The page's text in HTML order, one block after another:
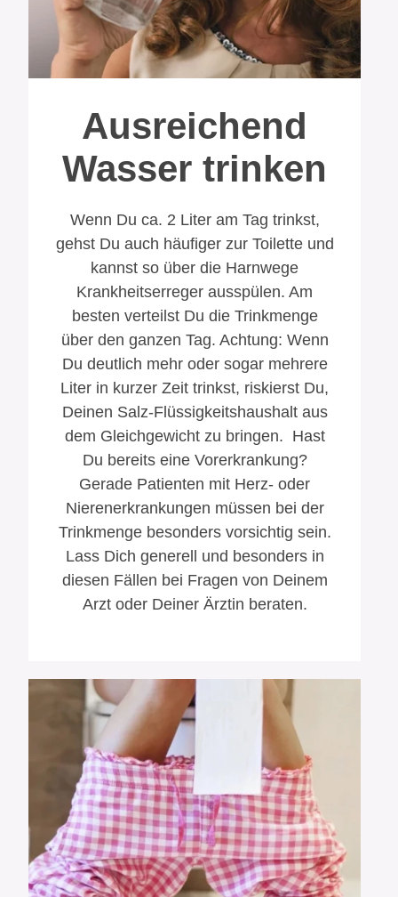
Ausreichend
Wasser trinken
Wenn Du ca. 2 Liter am Tag trinkst,
gehst Du auch häufiger zur Toilette und
kannst so über die Harnwege
Krankheits­erreger ausspülen. Am
besten verteilst Du die Trinkmenge
über den ganzen Tag. Achtung: Wenn
Du deutlich mehr oder sogar mehrere
Liter in kurzer Zeit trinkst, riskierst Du,
Deinen Salz-Flüssigkeitshaushalt aus
dem Gleichgewicht zu bringen. Hast
Du bereits eine Vorerkrankung?
Gerade Patienten mit Herz- oder
Nieren­erkrankungen müssen bei der
Trinkmenge besonders vorsichtig sein.
Lass Dich generell und besonders in
diesen Fällen bei Fragen von Deinem
Arzt oder Deiner Ärztin beraten.